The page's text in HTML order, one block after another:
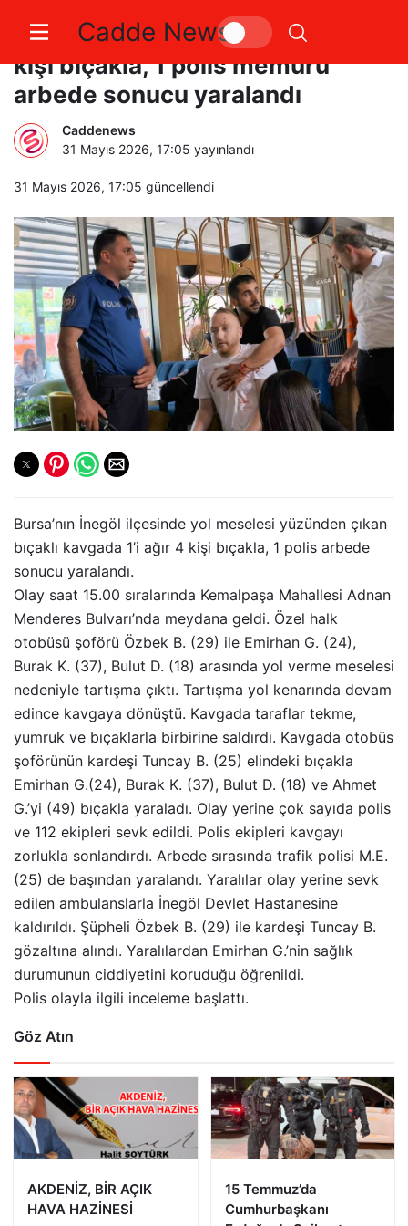
Cadde News
Yol kavgasında kan aktı: 1’i ağır 4
kişi bıçakla, 1 polis memuru
arbede sonucu yaralandı
Caddenews
31 Mayıs 2026, 17:05 yayınlandı
31 Mayıs 2026, 17:05 güncellendi
Bursa’nın İnegöl ilçesinde yol meselesi yüzünden çıkan
bıçaklı kavgada 1’i ağır 4 kişi bıçakla, 1 polis arbede
sonucu yaralandı.
Olay saat 15.00 sıralarında Kemalpaşa Mahallesi Adnan
Menderes Bulvarı’nda meydana geldi. Özel halk
otobüsü şoförü Özbek B. (29) ile Emirhan G. (24),
Burak K. (37), Bulut D. (18) arasında yol verme meselesi
nedeniyle tartışma çıktı. Tartışma yol kenarında devam
edince kavgaya dönüştü. Kavgada taraflar tekme,
yumruk ve bıçaklarla birbirine saldırdı. Kavgada otobüs
şoförünün kardeşi Tuncay B. (25) elindeki bıçakla
Emirhan G.(24), Burak K. (37), Bulut D. (18) ve Ahmet
G.’yi (49) bıçakla yaraladı. Olay yerine çok sayıda polis
ve 112 ekipleri sevk edildi. Polis ekipleri kavgayı
zorlukla sonlandırdı. Arbede sırasında trafik polisi M.E.
(25) de başından yaralandı. Yaralılar olay yerine sevk
edilen ambulanslarla İnegöl Devlet Hastanesine
kaldırıldı. Şüpheli Özbek B. (29) ile kardeşi Tuncay B.
gözaltına alındı. Yaralılardan Emirhan G.’nin sağlık
durumunun ciddiyetini koruduğu öğrenildi.
Polis olayla ilgili inceleme başlattı.
Göz Atın
AKDENİZ, BİR AÇIK
HAVA HAZİNESİ
15 Temmuz’da
Cumhurbaşkanı